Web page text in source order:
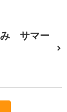
み サマー